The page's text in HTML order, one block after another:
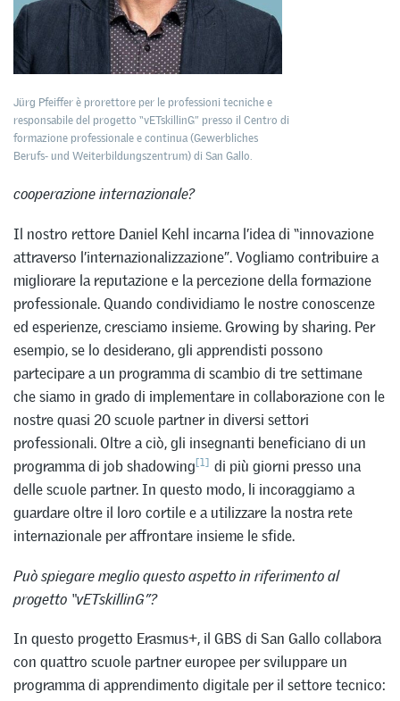
Jürg Pfeiffer è prorettore per le professioni tecniche e
responsabile del progetto “vETskillinG” presso il Centro di
formazione professionale e continua (Gewerbliches
Berufs- und Weiterbildungszentrum) di San Gallo.
cooperazione internazionale?
Il nostro rettore Daniel Kehl incarna l’idea di “innovazione
attraverso l’internazionalizzazione”. Vogliamo contribuire a
migliorare la reputazione e la percezione della formazione
professionale. Quando condividiamo le nostre conoscenze
ed esperienze, cresciamo insieme. Growing by sharing. Per
esempio, se lo desiderano, gli apprendisti possono
partecipare a un programma di scambio di tre settimane
che siamo in grado di implementare in collaborazione con le
nostre quasi 20 scuole partner in diversi settori
professionali. Oltre a ciò, gli insegnanti beneficiano di un
programma di job shadowing[1] di più giorni presso una
delle scuole partner. In questo modo, li incoraggiamo a
guardare oltre il loro cortile e a utilizzare la nostra rete
internazionale per affrontare insieme le sfide.
Può spiegare meglio questo aspetto in riferimento al
progetto “vETskillinG”?
In questo progetto Erasmus+, il GBS di San Gallo collabora
con quattro scuole partner europee per sviluppare un
programma di apprendimento digitale per il settore tecnico: